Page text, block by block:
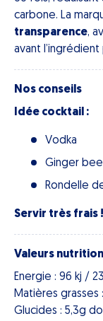
carbone. La
transparence,
avant l’ingrédient
Nos conseils
Idée cocktail :
Vodka
Ginger
Rondelle
Servir très frais !
Valeurs
Energie : 96 kj /
Matières
Glucides : 5,3g